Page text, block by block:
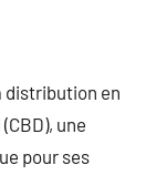
distribution en
une
pour ses